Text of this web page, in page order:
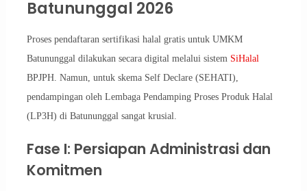
Batununggal 2026
Proses pendaftaran sertifikasi halal gratis untuk UMKM
Batununggal dilakukan secara digital melalui sistem SiHalal
BPJPH. Namun, untuk skema Self Declare (SEHATI),
pendampingan oleh Lembaga Pendamping Proses Produk Halal
(LP3H) di Batununggal sangat krusial.
Fase I: Persiapan Administrasi dan
Komitmen